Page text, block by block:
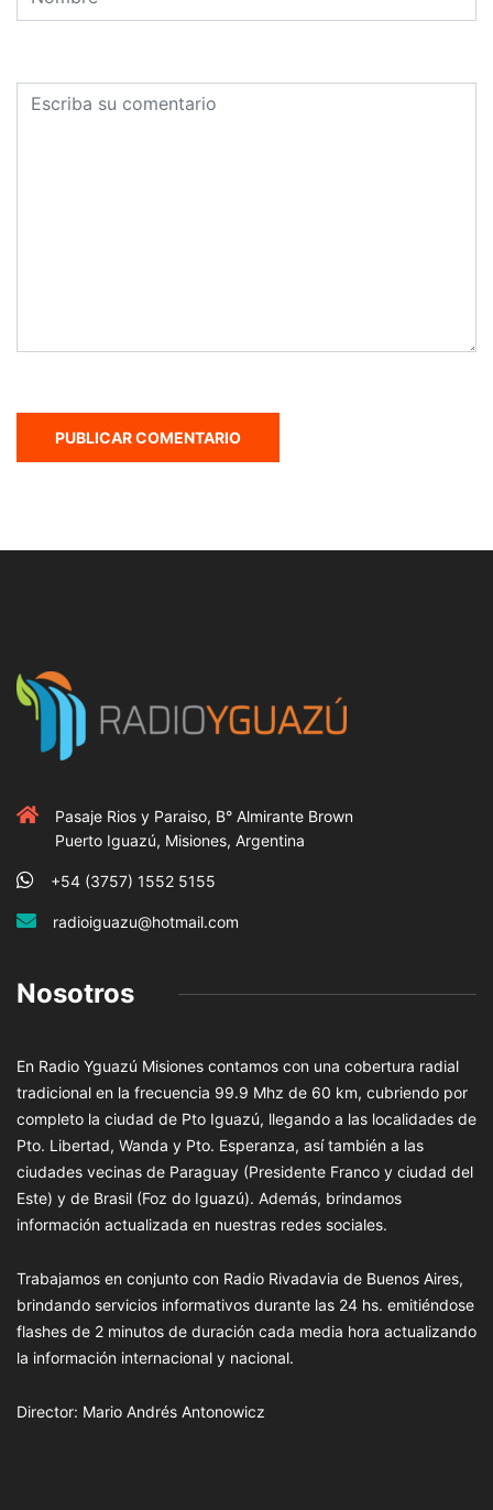
Pasaje Rios y Paraiso, B° Almirante Brown
Puerto Iguazú, Misiones, Argentina
+54 (3757) 1552 5155
radioiguazu@hotmail.com
Nosotros
En Radio Yguazú Misiones contamos con una cobertura radial
tradicional en la frecuencia 99.9 Mhz de 60 km, cubriendo por
completo la ciudad de Pto Iguazú, llegando a las localidades de
Pto. Libertad, Wanda y Pto. Esperanza, así también a las
ciudades vecinas de Paraguay (Presidente Franco y ciudad del
Este) y de Brasil (Foz do Iguazú). Además, brindamos
información actualizada en nuestras redes sociales.
Trabajamos en conjunto con Radio Rivadavia de Buenos Aires,
brindando servicios informativos durante las 24 hs. emitiéndose
flashes de 2 minutos de duración cada media hora actualizando
la información internacional y nacional.
Director: Mario Andrés Antonowicz